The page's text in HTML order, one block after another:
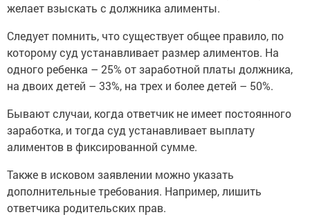
желает взыскать с должника алименты.
Следует помнить, что существует общее правило, по
которому суд устанавливает размер алиментов. На
одного ребенка – 25% от заработной платы должника,
на двоих детей – 33%, на трех и более детей – 50%.
Бывают случаи, когда ответчик не имеет постоянного
заработка, и тогда суд устанавливает выплату
алиментов в фиксированной сумме.
Также в исковом заявлении можно указать
дополнительные требования. Например, лишить
ответчика родительских прав.